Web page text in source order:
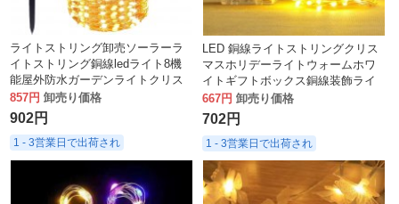
ライトストリング卸売ソーラーラ
イトストリング銅線ledライト8機
能屋外防水ガーデンライトクリス
マス装飾ランタン
857円 卸売り価格
902円
1 - 3営業日で出荷され
LED 銅線ライトストリングクリス
マスホリデーライトウォームホワ
イトギフトボックス銅線装飾ライ
ト電池ボックス
667円 卸売り価格
702円
1 - 3営業日で出荷され